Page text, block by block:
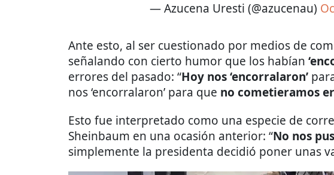
— Azucena Uresti (@azucenau)
Ante esto, al ser cuestionado por medios de
señalando con cierto humor que los habían
errores del pasado: “Hoy nos ‘encorralaron’
nos ‘encorralaron’ para que no cometieramos
Esto fue interpretado como una especie de
Sheinbaum en una ocasión anterior: “No nos
simplemente la presidenta decidió poner unas